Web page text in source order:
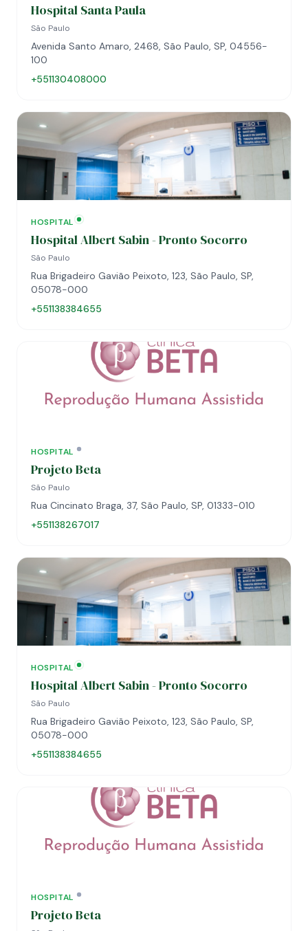
Hospital Santa Paula
São Paulo
Avenida Santo Amaro, 2468, São Paulo, SP, 04556-
100
+551130408000
HOSPITAL
Hospital Albert Sabin - Pronto Socorro
São Paulo
Rua Brigadeiro Gavião Peixoto, 123, São Paulo, SP,
05078-000
+551138384655
HOSPITAL
Projeto Beta
São Paulo
Rua Cincinato Braga, 37, São Paulo, SP, 01333-010
+551138267017
HOSPITAL
Hospital Albert Sabin - Pronto Socorro
São Paulo
Rua Brigadeiro Gavião Peixoto, 123, São Paulo, SP,
05078-000
+551138384655
HOSPITAL
Projeto Beta